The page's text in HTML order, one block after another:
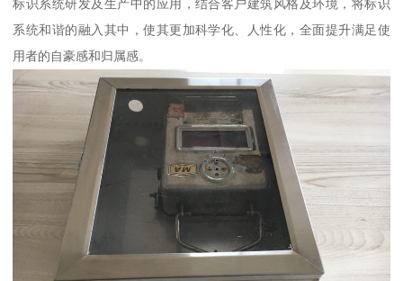
标识系统研发及生产中的应用，结合客户建筑风格及环境，将标识
系统和谐的融入其中，使其更加科学化、人性化，全面提升满足使
用者的自豪感和归属感。